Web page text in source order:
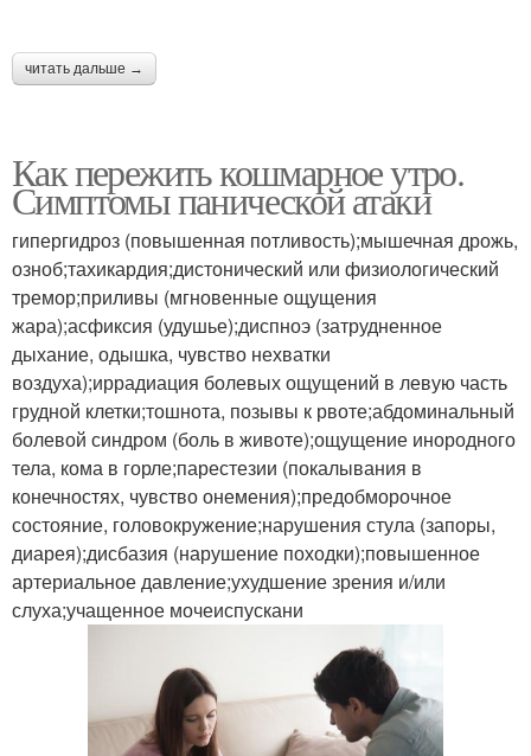
читать дальше →
Как пережить кошмарное утро.
Симптомы панической атаки
гипергидроз (повышенная потливость);мышечная дрожь,
озноб;тахикардия;дистонический или физиологический
тремор;приливы (мгновенные ощущения
жара);асфиксия (удушье);диспноэ (затрудненное
дыхание, одышка, чувство нехватки
воздуха);иррадиация болевых ощущений в левую часть
грудной клетки;тошнота, позывы к рвоте;абдоминальный
болевой синдром (боль в животе);ощущение инородного
тела, кома в горле;парестезии (покалывания в
конечностях, чувство онемения);предобморочное
состояние, головокружение;нарушения стула (запоры,
диарея);дисбазия (нарушение походки);повышенное
артериальное давление;ухудшение зрения и/или
слуха;учащенное мочеиспускани